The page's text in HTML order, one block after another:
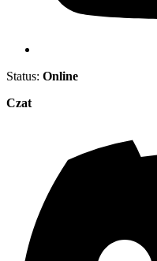
Status: Online
Czat